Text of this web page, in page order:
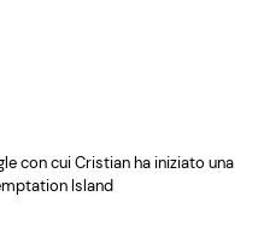
con cui Cristian ha iniziato una
Island